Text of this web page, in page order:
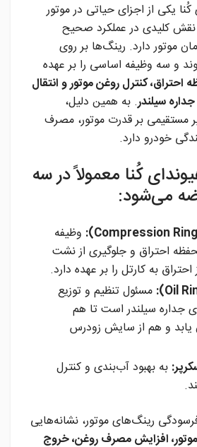
یکی از اجزای حیاتی در موتور
کلیدی در عملکرد صحیح
موتور دارد. رینگ‌ها بر روی
و سه وظیفه اساسی را بر عهده
کنترل روغن موتور و انتقال
سیلندر. به همین دلیل،
مستقیمی بر قدرت موتور، مصرف
خودرو دارد.
کُنا معمولاً در سه
می‌شود:
وظیفه
احتراق و جلوگیری از نشت
به کارتل را بر عهده دارد.
مسئول تنظیم و توزیع
جداره سیلندر است تا هم
و هم از سایش زودرس
به بهبود آب‌بندی و کنترل
رینگ‌های موتور، نشانه‌هایی
افزایش مصرف روغن، خروج